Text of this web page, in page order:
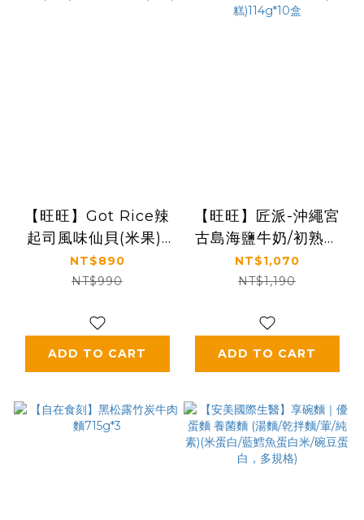
【旺旺】Got Rice辣
起司風味仙貝(米果)/
黑糖風味雪餅(米果)
NT$890
NT$990
ADD TO CART
【旺旺】匠派-沖繩宮
古島海鹽牛奶/初熟檸
香乳酪口味派(蛋
糕)114g*10盒
NT$1,070
NT$1,190
ADD TO CART